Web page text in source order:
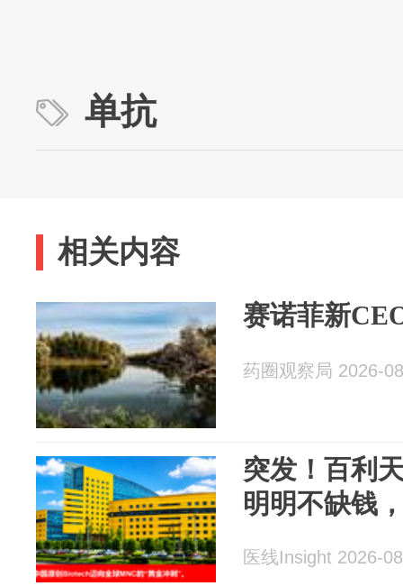
单抗
相关内容
赛诺菲新
药圈观察局 2026-
突发！百利
明明不缺钱
医线Insight 2026-